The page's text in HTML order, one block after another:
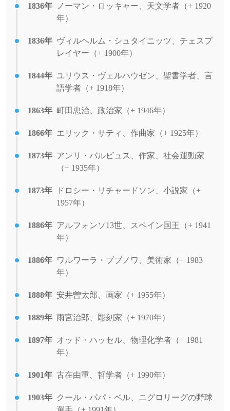
1836年
ノーマン・ロッキャー、天文学者（+ 1920
年）
1836年 ヴィルヘルム・シュタイニッツ、チェスプ
レイヤー（+ 1900年）
1844年 ユリウス・ヴェルハウゼン、聖書学者、言
語学者（+ 1918年）
1863年 町田忠治、政治家（+ 1946年）
1866年 エリック・サティ、作曲家（+ 1925年）
1873年 アンリ・バルビュス、作家、社会運動家
（+ 1935年）
1873年
ドロシー・リチャードソン、小説家（+
1957年）
1886年 アルフォンソ13世、スペイン国王（+ 1941
年）
1886年 ワルワーラ・ブブノワ、美術家（+ 1983
年）
1888年 安井曽太郎、画家（+ 1955年）
1889年 雨宮治郎、彫刻家（+ 1970年）
1897年 オッド・ハッセル、物理化学者（+ 1981
年）
1901年 古在由重、哲学者（+ 1990年）
1903年 クール・パパ・ベル、ニグロリーグの野球